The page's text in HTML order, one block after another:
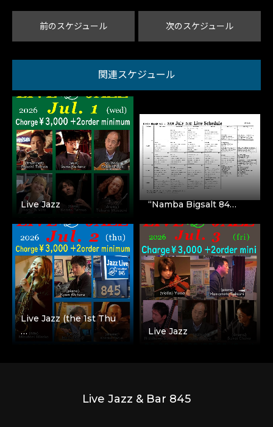
前のスケジュール 次のスケジュール
関連スケジュール
Live Jazz “Namba Bigsalt 84…
Live Jazz (the 1st Thu
…
Live Jazz
Live Jazz & Bar 845